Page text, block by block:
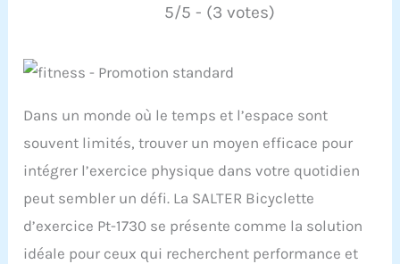
5/5 - (3 votes)
Dans un monde où le temps et l’espace sont
souvent limités, trouver un moyen efficace pour
intégrer l’exercice physique dans votre quotidien
peut sembler un défi. La SALTER Bicyclette
d’exercice Pt-1730 se présente comme la solution
idéale pour ceux qui recherchent performance et